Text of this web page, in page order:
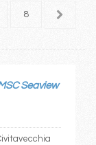
8 9
Seaview